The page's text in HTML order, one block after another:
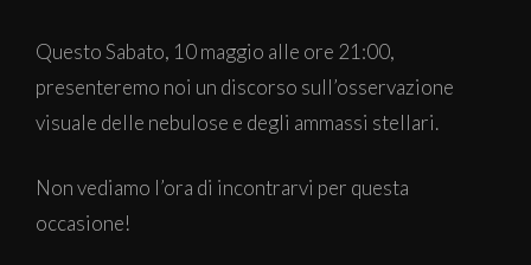
Questo Sabato, 10 maggio alle ore 21:00,
presenteremo noi un discorso sull’osservazione
visuale delle nebulose e degli ammassi stellari.
Non vediamo l’ora di incontrarvi per questa
occasione!